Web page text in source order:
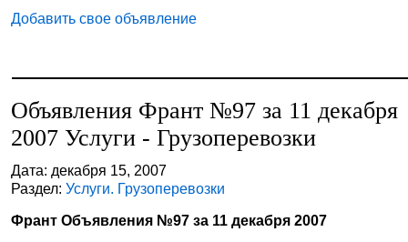
Добавить свое объявление
Объявления Франт №97 за 11 декабря
2007 Услуги - Грузоперевозки
Дата: декабря 15, 2007
Раздел:Услуги. Грузоперевозки
Франт Объявления №97 за 11 декабря 2007